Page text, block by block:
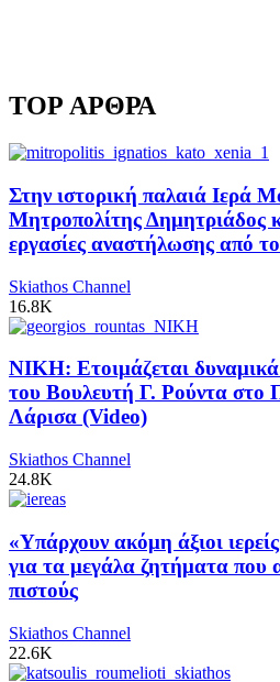
TOP ΑΡΘΡΑ
Στην ιστορική παλαιά Ιερά
Μητροπολίτης Δημητριάδος
εργασίες αναστήλωσης από
Skiathos Channel
16.8K
ΝΙΚΗ: Ετοιμάζεται
του Βουλευτή Γ. Ρούντα στο
Λάρισα (Video)
Skiathos Channel
24.8K
«Υπάρχουν ακόμη άξιοι
για τα μεγάλα ζητήματα που
πιστούς
Skiathos Channel
22.6K